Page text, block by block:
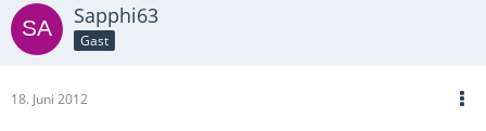
Sapphi63
Gast
18. Juni 2012